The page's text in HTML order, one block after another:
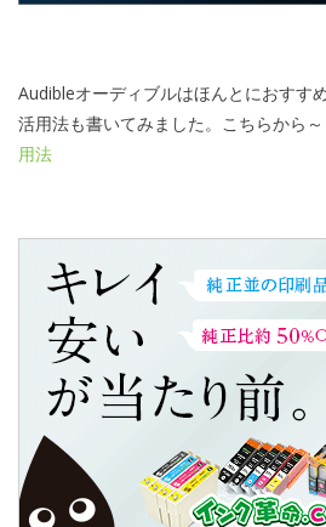
Audibleオーディブルはほんとにおすす
活用法も書いてみました。こちらから
用法